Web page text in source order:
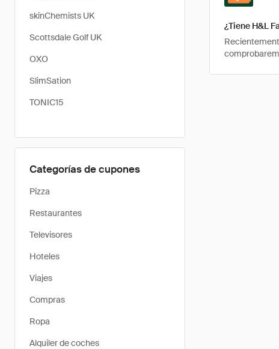
skinChemists UK
Scottsdale Golf UK
OXO
SlimSation
TONIC15
Categorías de cupones
Pizza
Restaurantes
Televisores
Hoteles
Viajes
Compras
Ropa
Alquiler de coches
¿Tiene H&L